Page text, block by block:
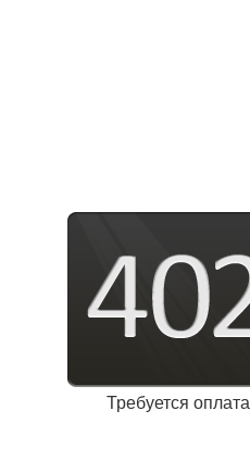
Требуется оплата